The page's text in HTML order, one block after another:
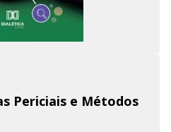
Periciais e Métodos